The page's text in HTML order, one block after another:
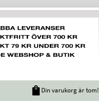
Din varukorg är tom!